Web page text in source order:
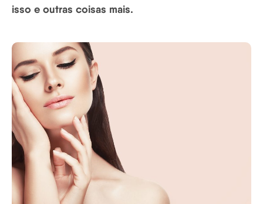
isso e outras coisas mais.